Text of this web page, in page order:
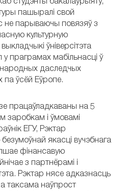
студэнты бакалаўрыяту,
пашыралі свой
не парываючы повязяў з
культурную
ўніверсітэта
праграмах мабільнасці ў
даследчых
па ўсёй Еўропе.
працаўладкаваны на 5
заробкам і ўмовамі
ЕГУ, Рэктар
якасці вучэбнага
фінансавую
з партнёрамі і
Рэктар нясе адказнасць
таксама наўпрост